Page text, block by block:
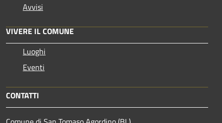
Avvisi
VIVERE IL COMUNE
Luoghi
Eventi
CONTATTI